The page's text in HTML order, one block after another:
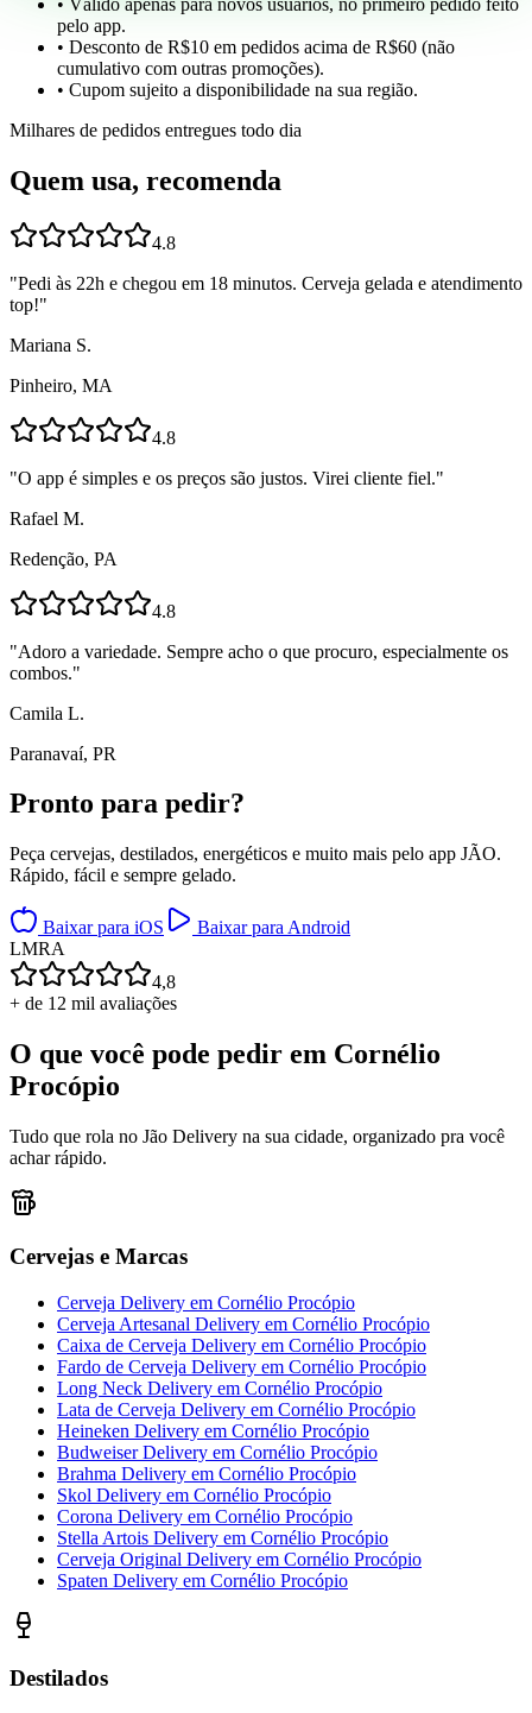
pelo app.
• Desconto de R$10 em pedidos acima de R$60 (não
cumulativo com outras promoções).
• Cupom sujeito a disponibilidade na sua região.
Milhares de pedidos entregues todo dia
Quem usa, recomenda
4.8
"Pedi às 22h e chegou em 18 minutos. Cerveja gelada e atendimento
top!"
Mariana S.
Pinheiro, MA
4.8
"O app é simples e os preços são justos. Virei cliente fiel."
Rafael M.
Redenção, PA
4.8
"Adoro a variedade. Sempre acho o que procuro, especialmente os
combos."
Camila L.
Paranavaí, PR
Pronto para pedir?
Peça cervejas, destilados, energéticos e muito mais pelo app JÃO.
Rápido, fácil e sempre gelado.
Baixar para iOS
Baixar para Android
LMRA
4,8
+ de 12 mil avaliações
O que você pode pedir em Cornélio
Procópio
Tudo que rola no Jão Delivery na sua cidade, organizado pra você
achar rápido.
Cervejas e Marcas
Cerveja Delivery em Cornélio Procópio
Cerveja Artesanal Delivery em Cornélio Procópio
Caixa de Cerveja Delivery em Cornélio Procópio
Fardo de Cerveja Delivery em Cornélio Procópio
Long Neck Delivery em Cornélio Procópio
Lata de Cerveja Delivery em Cornélio Procópio
Heineken Delivery em Cornélio Procópio
Budweiser Delivery em Cornélio Procópio
Brahma Delivery em Cornélio Procópio
Skol Delivery em Cornélio Procópio
Corona Delivery em Cornélio Procópio
Stella Artois Delivery em Cornélio Procópio
Cerveja Original Delivery em Cornélio Procópio
Spaten Delivery em Cornélio Procópio
Destilados